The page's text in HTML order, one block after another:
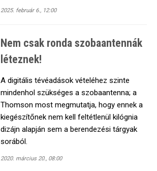
2025. február 6., 12:00
Nem csak ronda szobaantennák
léteznek!
A digitális tévéadások vételéhez szinte
mindenhol szükséges a szobaantenna; a
Thomson most megmutatja, hogy ennek a
kiegészítőnek nem kell feltétlenül kilógnia
dizájn alapján sem a berendezési tárgyak
sorából.
2020. március 20., 08:00